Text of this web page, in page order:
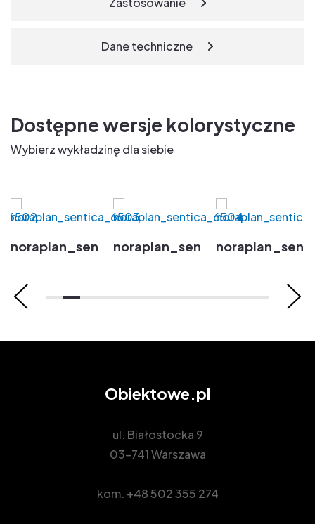
Dane techniczne
Dostępne wersje kolorystyczne
Wybierz wykładzinę dla siebie
noraplan_sentica_6503noraplan_sentica_6504
Obiektowe.pl
ul. Białostocka 9
03-741 Warszawa
kom. +48 502 355 274